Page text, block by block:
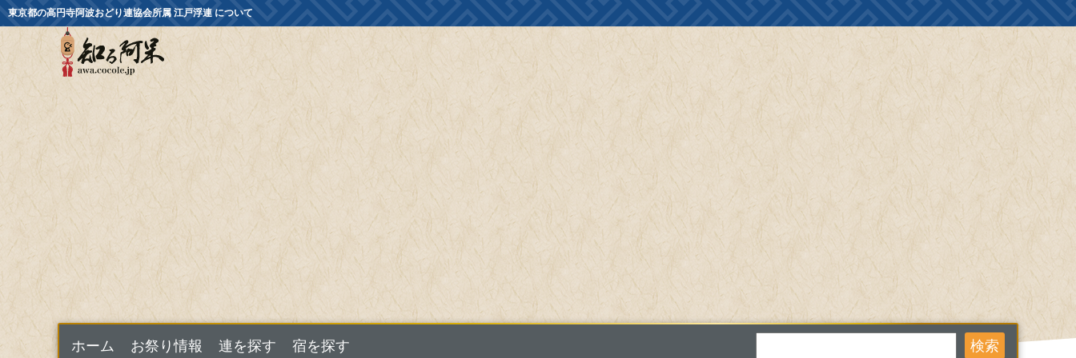
東京都の高円寺阿波おどり連協会所属 江戸浮連 について
ホーム お祭り情報 連を探す 宿を探す